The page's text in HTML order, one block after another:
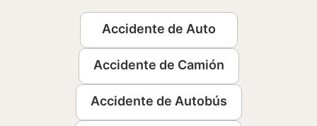
Accidente de Auto
Accidente de Camión
Accidente de Autobús